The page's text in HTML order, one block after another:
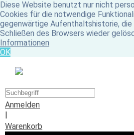
Diese Website benutzt nur nicht
Cookies für die notwendige
gegenwärtige Aufenthaltshistorie,
Schließen des Browsers wieder
Informationen
OK
Anmelden
|
Warenkorb